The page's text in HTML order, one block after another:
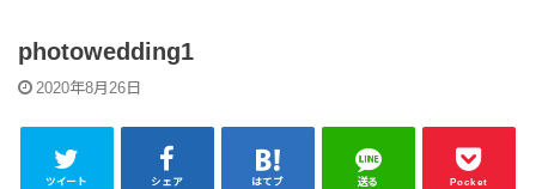
photowedding1
2020年8月26日
ツイート シェア はてブ 送る Pocket